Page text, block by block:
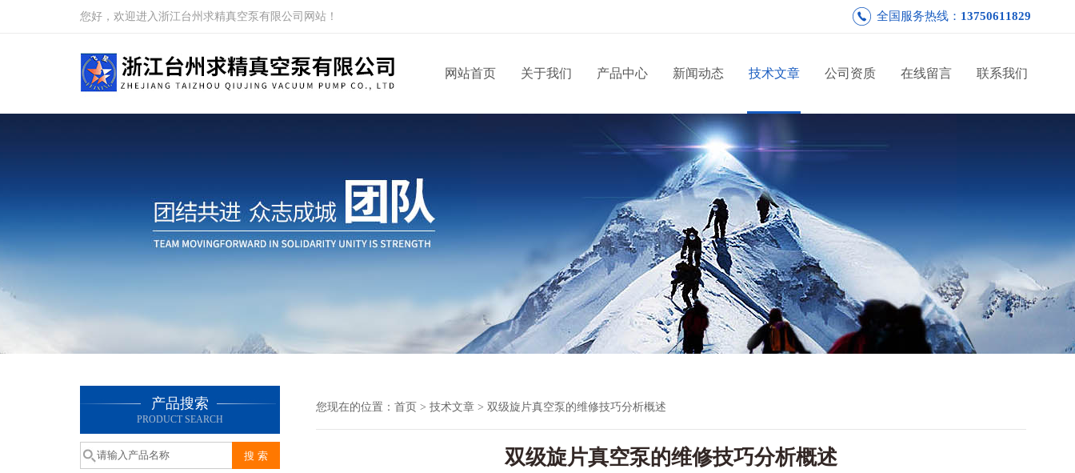
您好，欢迎进入浙江台州求精真空泵有限公司网站！ 全国服务热线： 13750611829
网站首页 关于我们 产品中心 新闻动态 技术文章 公司资质 在线留言 联系我们
产品搜索
PRODUCT SEARCH
您现在的位置： 首页 > 技术文章 > 双级旋片真空泵的维修技巧分析概述
双级旋片真空泵的维修技巧分析概述